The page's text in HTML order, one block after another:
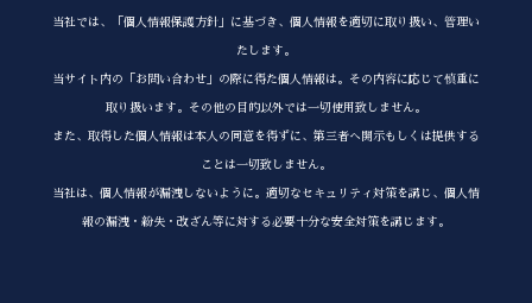
当社では、「個人情報保護方針」に基づき、個人情報を適切に取り扱い、管理い
たします。
当サイト内の「お問い合わせ」の際に得た個人情報は。その内容に応じて慎重に
取り扱います。その他の目的以外では一切使用致しません。
また、取得した個人情報は本人の同意を得ずに、第三者へ開示もしくは提供する
ことは一切致しません。
当社は、個人情報が漏洩しないように。適切なセキュリティ対策を講じ、個人情
報の漏洩・紛失・改ざん等に対する必要十分な安全対策を講じます。